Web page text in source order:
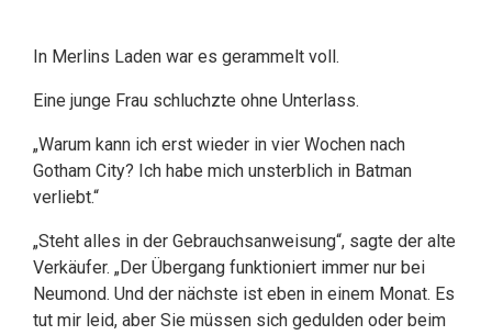
In Merlins Laden war es gerammelt voll.
Eine junge Frau schluchzte ohne Unterlass.
„Warum kann ich erst wieder in vier Wochen nach
Gotham City? Ich habe mich unsterblich in Batman
verliebt.“
„Steht alles in der Gebrauchsanweisung“, sagte der alte
Verkäufer. „Der Übergang funktioniert immer nur bei
Neumond. Und der nächste ist eben in einem Monat. Es
tut mir leid, aber Sie müssen sich gedulden oder beim